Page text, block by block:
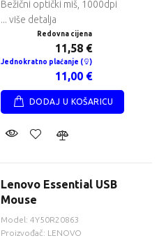
Bežični optički miš, 1000dpi
... više detalja
Redovna cijena
11,58 €
Jednokratno plaćanje ( )
11,00 €
DODAJ U KOŠARICU
Lenovo Essential USB
Mouse
Model: 4Y50R20863
Proizvođač: LENOVO